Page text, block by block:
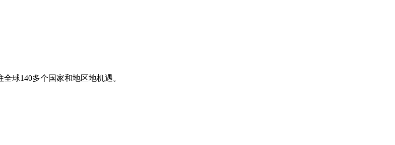
球140多个国家和地区地机遇。